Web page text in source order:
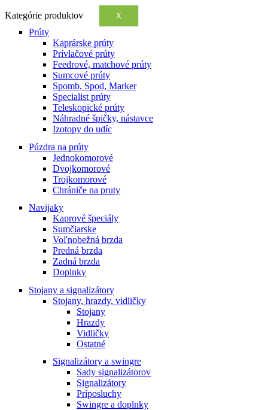
Kategórie produktov X
Prúty
Kaprárske prúty
Prívlačové prúty
Feedrové, matchové prúty
Sumcové prúty
Spomb, Spod, Marker
Specialist prúty
Teleskopické prúty
Náhradné špičky, nástavce
Izotopy do udíc
Púzdra na prúty
Jednokomorové
Dvojkomorové
Trojkomorové
Chrániče na pruty
Navijaky
Kaprové špeciály
Sumčiarske
Voľnobežná brzda
Predná brzda
Zadná brzda
Doplnky
Stojany a signalizátory
Stojany, hrazdy, vidličky
Stojany
Hrazdy
Vidličky
Ostatné
Signalizátory a swingre
Sady signalizátorov
Signalizátory
Príposluchy
Swingre a doplnky